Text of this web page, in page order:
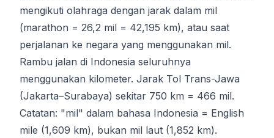
mengikuti olahraga dengan jarak dalam mil
(marathon = 26,2 mil = 42,195 km), atau saat
perjalanan ke negara yang menggunakan mil.
Rambu jalan di Indonesia seluruhnya
menggunakan kilometer. Jarak Tol Trans-Jawa
(Jakarta–Surabaya) sekitar 750 km = 466 mil.
Catatan: "mil" dalam bahasa Indonesia = English
mile (1,609 km), bukan mil laut (1,852 km).